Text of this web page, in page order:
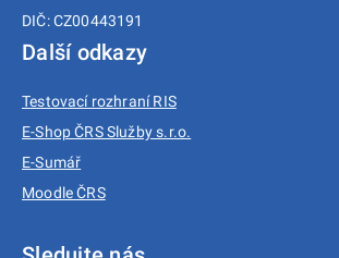
DIČ: CZ00443191
Další odkazy
Testovací rozhraní RIS
E-Shop ČRS Služby s.r.o.
E-Sumář
Moodle ČRS